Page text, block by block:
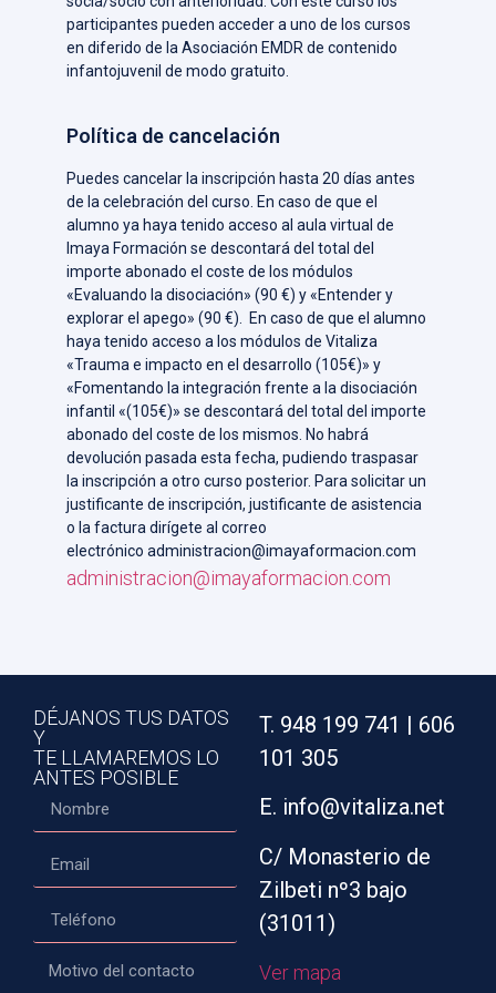
participantes pueden acceder a uno de los cursos
en diferido de la Asociación EMDR de contenido
infantojuvenil de modo gratuito.
Política de cancelación
Puedes cancelar la inscripción hasta 20 días antes
de la celebración del curso. En caso de que el
alumno ya haya tenido acceso al aula virtual de
Imaya Formación se descontará del total del
importe abonado el coste de los módulos
«Evaluando la disociación» (90 €) y «Entender y
explorar el apego» (90 €). En caso de que el alumno
haya tenido acceso a los módulos de Vitaliza
«Trauma e impacto en el desarrollo (105€)» y
«Fomentando la integración frente a la disociación
infantil «(105€)» se descontará del total del importe
abonado del coste de los mismos. No habrá
devolución pasada esta fecha, pudiendo traspasar
la inscripción a otro curso posterior. Para solicitar un
justificante de inscripción, justificante de asistencia
o la factura dirígete al correo
electrónico administracion@imayaformacion.com
administracion@imayaformacion.com
DÉJANOS TUS DATOS
Y
TE LLAMAREMOS LO
ANTES POSIBLE
T. 948 199 741 | 606
101 305
E. info@vitaliza.net
C/ Monasterio de
Zilbeti nº3 bajo
(31011)
Ver mapa